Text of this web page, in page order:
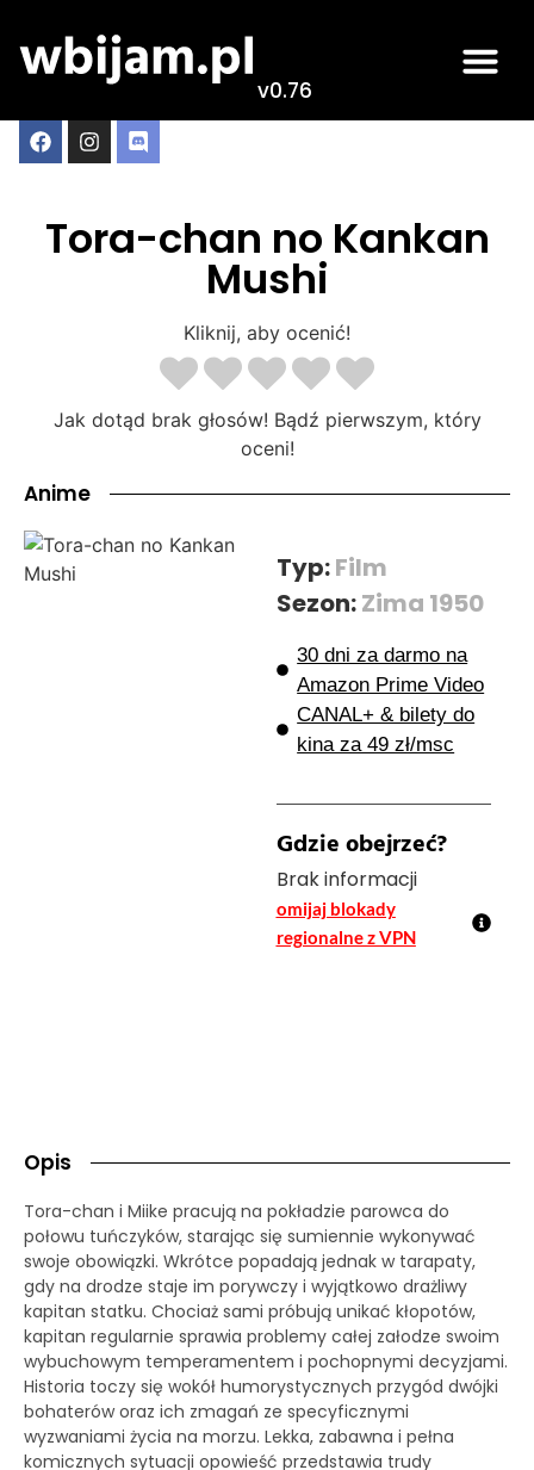
v0.76
Tora-chan no Kankan
Mushi
Kliknij, aby ocenić!
Jak dotąd brak głosów! Bądź pierwszym, który
oceni!
Anime
Typ:Film
Sezon:Zima 1950
30 dni za darmo na
Amazon Prime Video
CANAL+ & bilety do
kina za 49 zł/msc
Gdzie obejrzeć?
Brak informacji
omijaj blokady
regionalne z VPN
Opis
Tora-chan i Miike pracują na pokładzie parowca do
połowu tuńczyków, starając się sumiennie wykonywać
swoje obowiązki. Wkrótce popadają jednak w tarapaty,
gdy na drodze staje im porywczy i wyjątkowo drażliwy
kapitan statku. Chociaż sami próbują unikać kłopotów,
kapitan regularnie sprawia problemy całej załodze swoim
wybuchowym temperamentem i pochopnymi decyzjami.
Historia toczy się wokół humorystycznych przygód dwójki
bohaterów oraz ich zmagań ze specyficznymi
wyzwaniami życia na morzu. Lekka, zabawna i pełna
komicznych sytuacji opowieść przedstawia trudy